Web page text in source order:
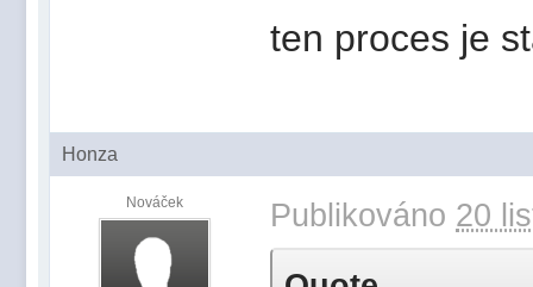
ten proces je
Honza
Nováček Publikováno 20